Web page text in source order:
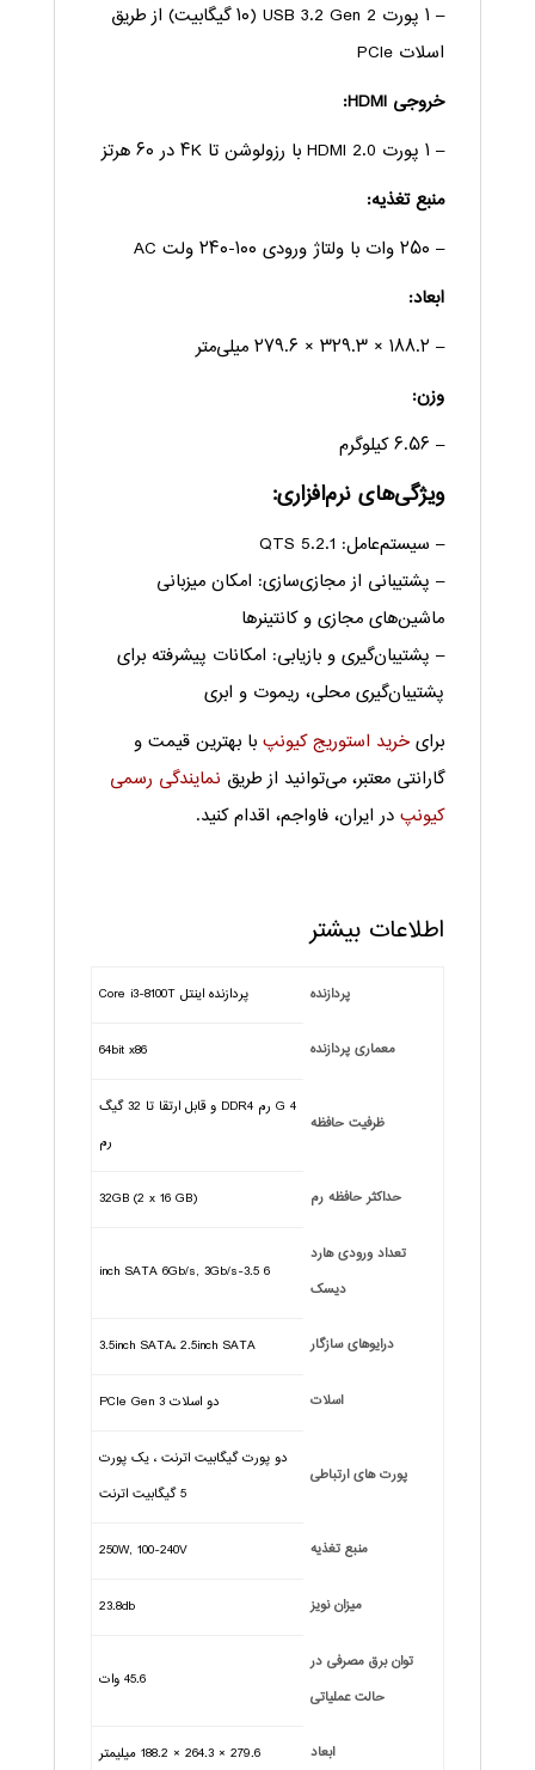
– ۱ پورت USB 3.2 Gen 2 (۱۰ گیگابیت) از طریق
اسلات PCIe
خروجی HDMI:
– ۱ پورت HDMI 2.0 با رزولوشن تا ۴K در ۶۰ هرتز
منبع تغذیه:
– ۲۵۰ وات با ولتاژ ورودی ۱۰۰-۲۴۰ ولت AC
ابعاد:
– ۱۸۸.۲ × ۳۲۹.۳ × ۲۷۹.۶ میلی‌متر
وزن:
– ۶.۵۶ کیلوگرم
ویژگی‌های نرم‌افزاری:
– سیستم‌عامل: QTS 5.2.1
– پشتیبانی از مجازی‌سازی: امکان میزبانی
ماشین‌های مجازی و کانتینرها
– پشتیبان‌گیری و بازیابی: امکانات پیشرفته برای
پشتیبان‌گیری محلی، ریموت و ابری
برای خرید استوریج کیونپبا بهترین قیمت و
گارانتی معتبر، می‌توانید از طریق نمایندگی رسمی
کیونپدر ایران، فاواجم، اقدام کنید.
اطلاعات بیشتر
پردازنده پردازنده اینتل Core i3-8100T
معماری پردازنده 64bit x86
ظرفیت حافظه
4 G رم DDR4 و قابل ارتقا تا 32 گیگ
رم
حداکثر حافظه رم (32GB (2 x 16 GB
تعداد ورودی هارد
دیسک
6 3.5-inch SATA 6Gb/s, 3Gb/s
درایوهای سازگار 3.5inch SATA، 2.5inch SATA
اسلات دو اسلات PCIe Gen 3
پورت های ارتباطی
دو پورت گیگابیت اترنت ، یک پورت
5 گیگابیت اترنت
منبع تغذیه 250W, 100-240V
میزان نویز 23.8db
توان برق مصرفی در
حالت عملیاتی
45.6 وات
ابعاد 279.6 × 264.3 × 188.2 میلیمتر